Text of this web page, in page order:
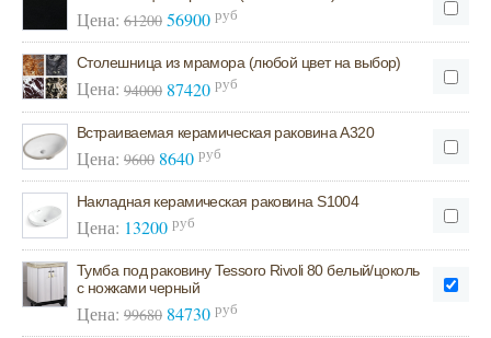
Цена: 61200 56900 руб
Столешница из мрамора (любой цвет на выбор)
Цена: 94000 87420 руб
Встраиваемая керамическая раковина А320
Цена: 9600 8640 руб
Накладная керамическая раковина S1004
Цена: 13200 руб
Тумба под раковину Tessoro Rivoli 80 белый/цоколь
с ножками черный
Цена: 99680 84730 руб